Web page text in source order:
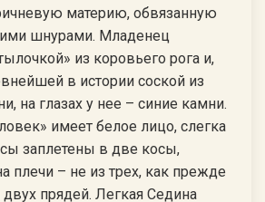
материю, обвязанную
шнурами. Младенец
из коровьего рога и,
в истории соской из
на глазах у нее – синие камни.
имеет белое лицо, слегка
заплетены в две косы,
плечи – не из трех, как прежде
двух прядей. Легкая Седина